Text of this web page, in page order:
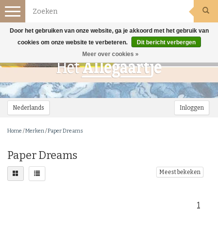
Nederlands Inloggen
Toggle
navigation
Home /Merken/Paper Dreams
Paper Dreams
Meest bekeken
1
Door het gebruiken van onze website, ga je akkoord met het gebruik van
cookies om onze website te verbeteren.
Dit bericht verbergen
Meer over cookies »